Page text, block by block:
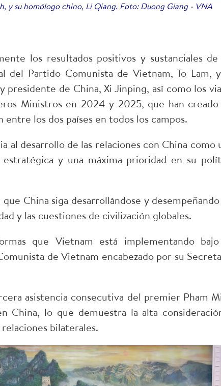
y su homólogo chino, Li Qiang. Foto: Duong Giang - VNA
los resultados positivos y sustanciales de
del Partido Comunista de Vietnam, To Lam,
de China, Xi Jinping, así como los
Ministros en 2024 y 2025, que han
los dos países en todos los campos.
al desarrollo de las relaciones con China como
y una máxima prioridad en su
China siga desarrollándose y
y las cuestiones de civilización globales.
que Vietnam está implementando
de Vietnam encabezado por su
asistencia consecutiva del premier Pham
China, lo que demuestra la alta
bilaterales.